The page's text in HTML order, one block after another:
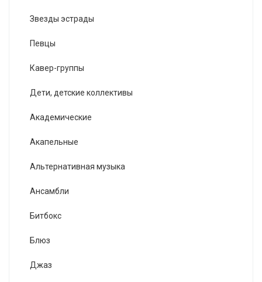
Звезды эстрады
Певцы
Кавер-группы
Дети, детские коллективы
Академические
Акапельные
Альтернативная музыка
Ансамбли
Битбокс
Блюз
Джаз